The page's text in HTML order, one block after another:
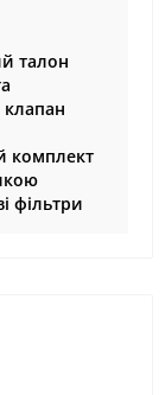
талон
комплект
фільтри